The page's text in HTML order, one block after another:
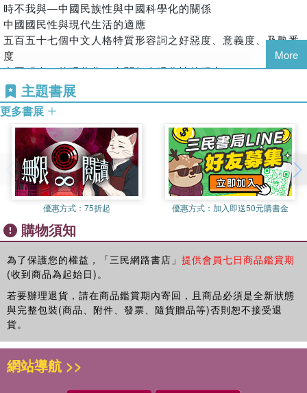
時不我與—中國民族性與中國科學化的關係
中國國民性與現代生活的適應
五百五十七個中文人格特質形容詞之好惡度、意義度、及熟悉
度
中國「人」的現代化：有關個人現代性的研究
中國大學生的人生觀
中國大學生的價值觀
中國大學生現代化程度：與心理需要的關係
個人現代化程度與社會取向強弱
個人現代性與相對作業量對報酬分配行為的影響
中國人的性格與行為：形成及蛻變
工業化過程中國人性格與行為矛盾現象
生活素質的心理學觀
大學訓導問題：概念性與實徵性分析
臺灣民眾之性格與行為的變遷
大學生人生觀的變遷：二十年後
大學生價值觀的變遷：二十年後
中國大學生價值取向及其變遷
中國人在社會現代化歷程中的心理蛻變
傳統價值觀與現代價值觀能否同時並存？
More
主題書展
更多書展
優惠方式： 75折起 優惠方式： 加入即送50元購書金
購物須知
為了保護您的權益，「三民網路書店」 提供會員七日商品鑑賞期
(收到商品為起始日)。
若要辦理退貨，請在商品鑑賞期內寄回，且商品必須是全新狀態
與完整包裝(商品、附件、發票、隨貨贈品等)否則恕不接受退
貨。
網站導航 >>